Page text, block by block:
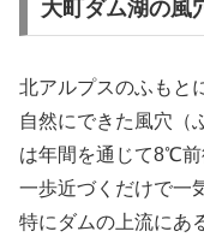
大町ダム湖の風
北アルプスのふもと
自然にできた風穴（
は年間を通じて8℃
一歩近づくだけで一
特にダムの上流にあ